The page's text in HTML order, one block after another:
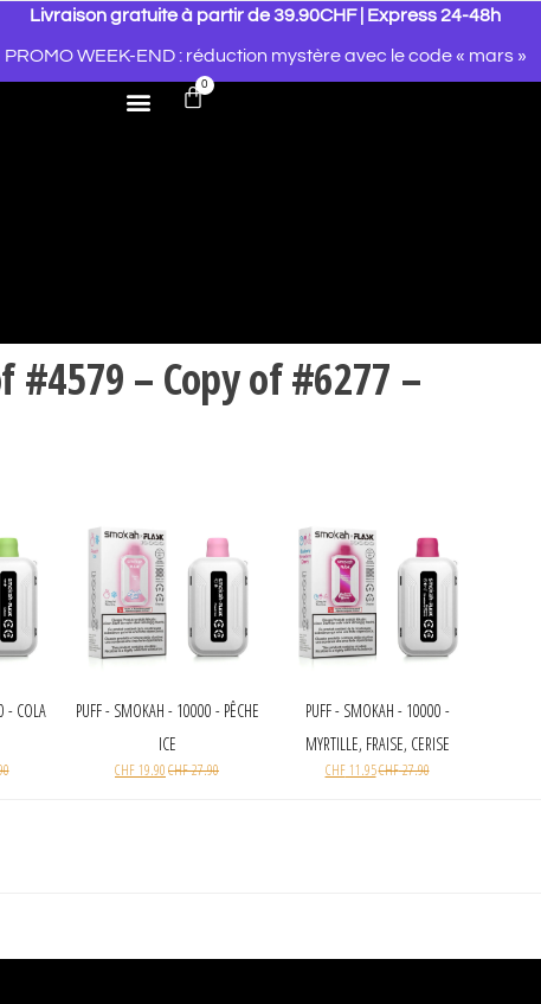
Livraison gratuite à partir de 39.90CHF | Express 24-48h
PROMO WEEK-END : réduction mystère avec le code « mars »
0
– Copy of #6277 –
PUFF - SMOKAH - 10000 -
MYRTILLE, FRAISE, CERISE
CHF27.90
CHF11.95
PUFF - SMOKAH - 10000 - PÊCHE
ICE
CHF27.90
CHF19.90
- COLA